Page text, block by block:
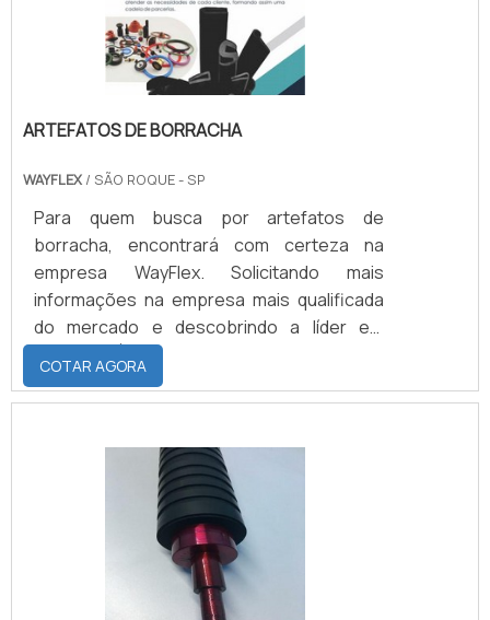
ARTEFATOS DE BORRACHA
WAYFLEX / SÃO ROQUE - SP
Para quem busca por artefatos de
borracha, encontrará com certeza na
empresa WayFlex. Solicitando mais
informações na empresa mais qualificada
do mercado e descobrindo a líder em
qualidade.É importante lembrar que o
produto deve sempre ser adquirido com
empresas especializadas no segmento.
qualidade e durabilidade dos materiais, além
de evitar prejuízos com substituições
frequentes de produtos que não cumprem
com suas funções adequadamente. Assim,
é possível poupar gastos
desnecessários.MAIS INFORMAÇÕES
COTAR AGORA